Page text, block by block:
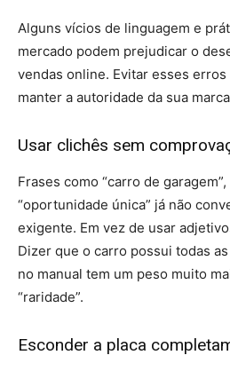
Alguns vícios de linguagem e
mercado podem prejudicar o
vendas online. Evitar esses
manter a autoridade da sua
Usar clichês sem
Frases como “carro de
“oportunidade única” já não
exigente. Em vez de usar
Dizer que o carro possui todas
no manual tem um peso muito
“raridade”.
Esconder a placa